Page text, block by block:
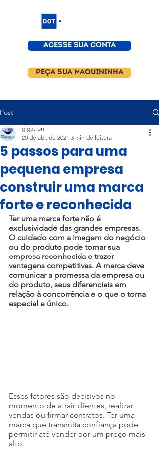
ACESSE SUA CONTA
PEÇA SUA MAQUININHA
Post
5 passos para uma
pequena empresa
construir uma marca
forte e reconhecida
gigatron
20 de abr. de 2021 3 min de leitura
Ter uma marca forte não é
exclusividade das grandes empresas.
O cuidado com a imagem do negócio
ou do produto pode tornar sua
empresa reconhecida e trazer
vantagens competitivas. A marca deve
comunicar a promessa da empresa ou
do produto, seus diferenciais em
relação à concorrência e o que o torna
especial e único.
Esses fatores são decisivos no
momento de atrair clientes, realizar
vendas ou firmar contratos. Ter uma
marca que transmita confiança pode
permitir até vender por um preço mais
alto.